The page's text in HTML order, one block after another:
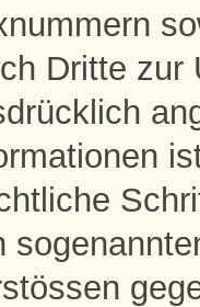
Dritte zur